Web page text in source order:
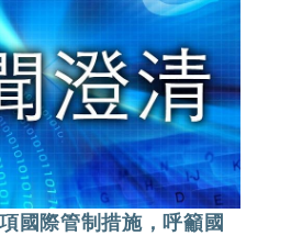
國際管制措施，呼籲國